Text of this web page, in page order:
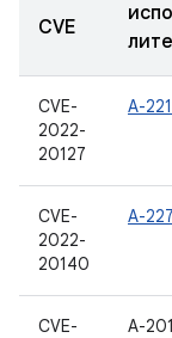
CVE
CVE-
2022-
20127
А-
CVE-
2022-
20140
А-
CVE-
А-